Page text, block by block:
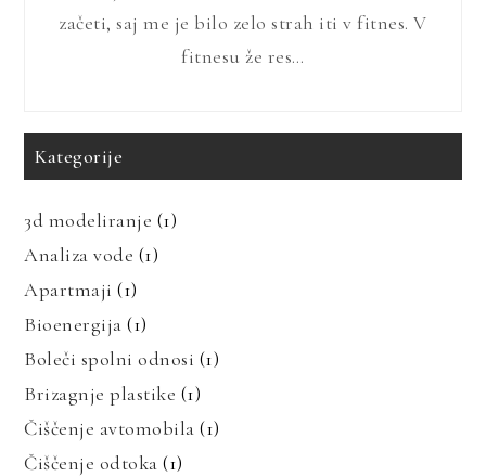
začeti, saj me je bilo zelo strah iti v fitnes. V
fitnesu že res…
Kategorije
3d modeliranje (1)
Analiza vode (1)
Apartmaji (1)
Bioenergija (1)
Boleči spolni odnosi (1)
Brizagnje plastike (1)
Čiščenje avtomobila (1)
Čiščenje odtoka (1)